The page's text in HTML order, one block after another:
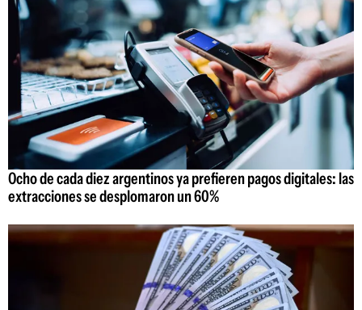
Ocho de cada diez argentinos ya prefieren pagos digitales: las
extracciones se desplomaron un 60%